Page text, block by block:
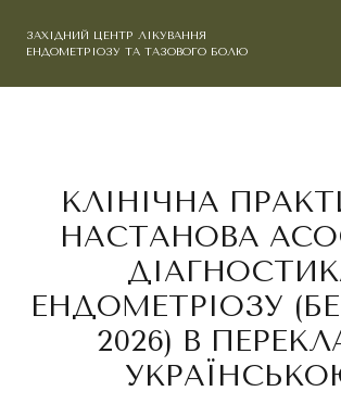
ЗАХІДНИЙ ЦЕНТР ЛІКУВАННЯ
ЕНДОМЕТРІОЗУ ТА ТАЗОВОГО БОЛЮ
КЛІНІЧНА
НАСТАНОВА
ЕНДОМЕТРІОЗУ
2026) В